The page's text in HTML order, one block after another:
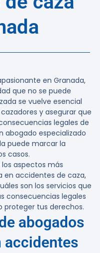
en Granada,
que no se puede
se vuelve esencial
y asegurar que
legales de
abogado especializado
puede marcar la
casos.
aspectos más
en accidentes de caza,
son los servicios que
consecuencias legales
proteger tus derechos.
abogados
accidentes